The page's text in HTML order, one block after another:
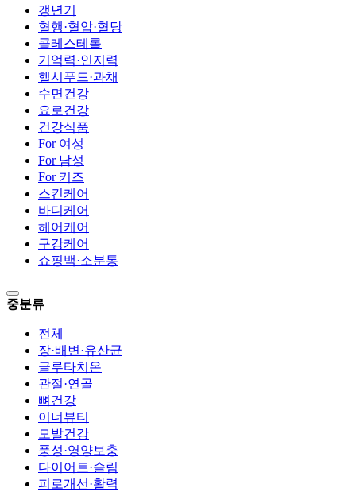
갱년기
혈행·혈압·혈당
콜레스테롤
기억력·인지력
헬시푸드·과채
수면건강
요로건강
건강식품
For 여성
For 남성
For 키즈
스킨케어
바디케어
헤어케어
구강케어
쇼핑백·소분통
중분류
전체
장·배변·유산균
글루타치온
관절·연골
뼈건강
이너뷰티
모발건강
풍성·영양보충
다이어트·슬림
피로개선·활력